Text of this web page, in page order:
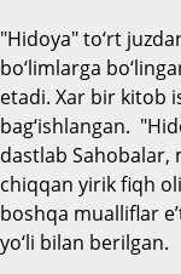
"Hidoya" to‘rt
bo‘limlarga
etadi. Xar bir kitob
bag‘ishlangan.
dastlab
chiqqan yirik fiqh
boshqa mualliflar
yo‘li bilan berilgan.